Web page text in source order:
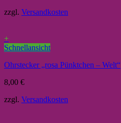
zzgl. Versandkosten
+
Schnellansicht
Ohrstecker „rosa Pünktchen – Welt“
8,00 €
zzgl. Versandkosten